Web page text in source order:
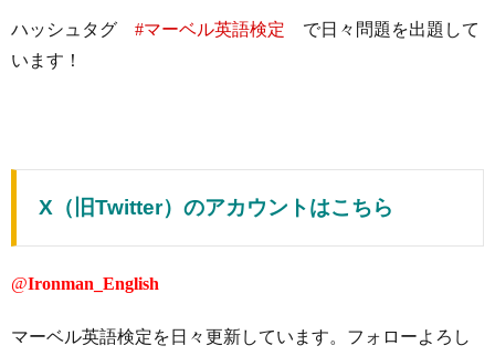
ハッシュタグ #マーベル英語検定 で日々問題を出題して
います！
X（旧Twitter）のアカウントはこちら
@Ironman_English
マーベル英語検定を日々更新しています。フォローよろし